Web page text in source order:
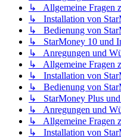
↳ Allgemeine Fragen
↳ Installation von
↳ Bedienung von
↳ StarMoney 10 und
↳ Anregungen und
↳ Allgemeine Fragen
↳ Installation von
↳ Bedienung von
↳ StarMoney Plus und
↳ Anregungen und
↳ Allgemeine Fragen
↳ Installation von